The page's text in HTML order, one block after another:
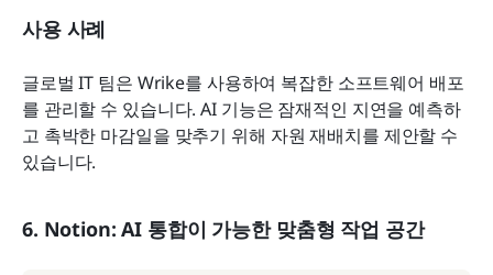
사용 사례
글로벌 IT 팀은 Wrike를 사용하여 복잡한 소프트웨어 배포
를 관리할 수 있습니다. AI 기능은 잠재적인 지연을 예측하
고 촉박한 마감일을 맞추기 위해 자원 재배치를 제안할 수
있습니다.
6. Notion: AI 통합이 가능한 맞춤형 작업 공간